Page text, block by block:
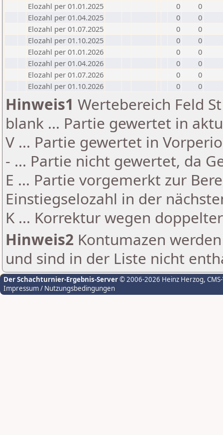
Elozahl per 01.01.2025
0
0
Elozahl per 01.04.2025
0
0
Elozahl per 01.07.2025
0
0
Elozahl per 01.10.2025
0
0
Elozahl per 01.01.2026
0
0
Elozahl per 01.04.2026
0
0
Elozahl per 01.07.2026
0
0
Elozahl per 01.10.2026
0 0
Hinweis1 Wertebereich Feld
blank ... Partie gewertet in
V ... Partie gewertet in
- ... Partie nicht gewertet, da
E ... Partie vorgemerkt zur
Einstiegselozahl in der
K ... Korrektur wegen
Hinweis2 Kontumazen
und sind in der Liste nicht
Der Schachturnier-Ergebnis-Server© 2006-2026 Heinz Herzog,
Impressum / Nutzungsbedingungen